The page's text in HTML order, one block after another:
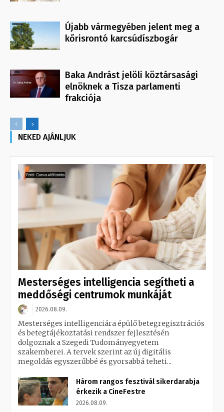
Újabb vármegyében jelent meg a
kőrisrontó karcsúdíszbogár
Baka Andrást jelöli köztársasági
elnöknek a Tisza parlamenti
frakciója
NEKED AJÁNLJUK
Mesterséges intelligencia segítheti a
meddőségi centrumok munkáját
2026.08.09.
Mesterséges intelligenciára épülő betegregisztrációs
és betegtájékoztatási rendszer fejlesztésén
dolgoznak a Szegedi Tudományegyetem
szakemberei. A tervek szerint az új digitális
megoldás egyszerűbbé és gyorsabbá teheti...
Három rangos fesztivál sikerdarabja
érkezik a CineFestre
2026.08.09.